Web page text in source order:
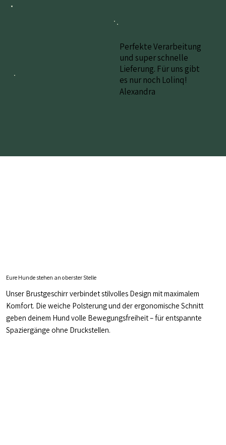
Perfekte Verarbeitung
und super schnelle
Lieferung. Für uns gibt
es nur noch Lolinq!
Alexandra
Eure Hunde stehen an oberster Stelle
Unser Brustgeschirr verbindet stilvolles Design mit maximalem
Komfort. Die weiche Polsterung und der ergonomische Schnitt
geben deinem Hund volle Bewegungsfreiheit – für entspannte
Spaziergänge ohne Druckstellen.